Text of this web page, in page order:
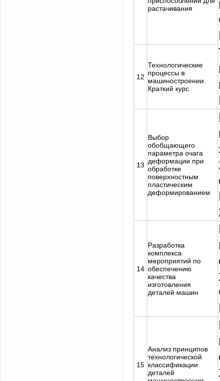
растачивания
12
Технологические
процессы в
машиностроении.
Краткий курс
13
Выбор
обобщающего
параметра очага
деформации при
обработке
поверхностным
пластическим
деформированием
14
Разработка
комплекса
мероприятий по
обеспечению
качества
изготовления
деталей машин
15
Анализ принципов
технологической
классификации
деталей